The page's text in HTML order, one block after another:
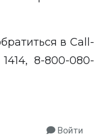
в Сall-
8-800-080-
Войти